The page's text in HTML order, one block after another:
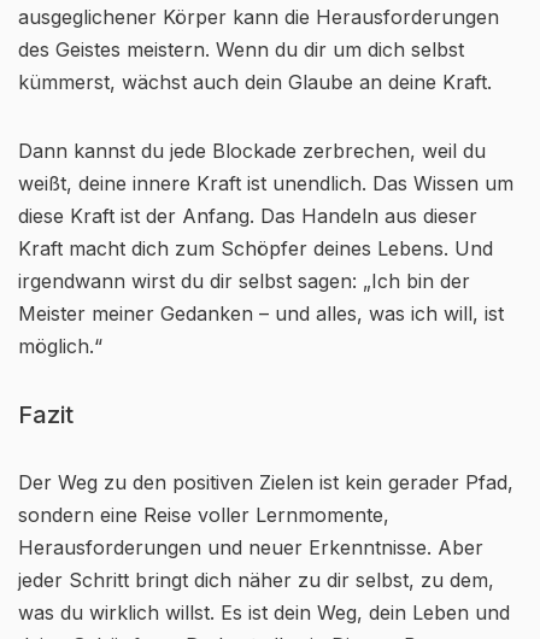
ausgeglichener Körper kann die Herausforderungen
des Geistes meistern. Wenn du dir um dich selbst
kümmerst, wächst auch dein Glaube an deine Kraft.
Dann kannst du jede Blockade zerbrechen, weil du
weißt, deine innere Kraft ist unendlich. Das Wissen um
diese Kraft ist der Anfang. Das Handeln aus dieser
Kraft macht dich zum Schöpfer deines Lebens. Und
irgendwann wirst du dir selbst sagen: „Ich bin der
Meister meiner Gedanken – und alles, was ich will, ist
möglich.“
Fazit
Der Weg zu den positiven Zielen ist kein gerader Pfad,
sondern eine Reise voller Lernmomente,
Herausforderungen und neuer Erkenntnisse. Aber
jeder Schritt bringt dich näher zu dir selbst, zu dem,
was du wirklich willst. Es ist dein Weg, dein Leben und